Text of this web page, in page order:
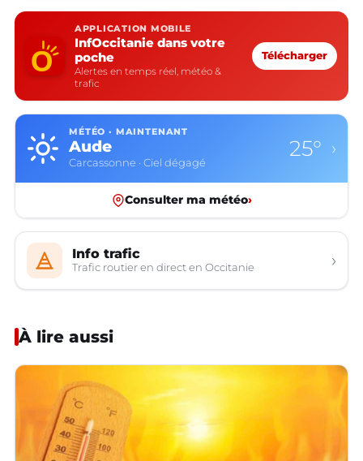
APPLICATION MOBILE
InfOccitanie dans votre
poche
Alertes en temps réel, météo &
trafic
Télécharger
MÉTÉO · MAINTENANT
Aude
Carcassonne · Ciel dégagé
25° ›
Consulter ma météo›
Info trafic
Trafic routier en direct en Occitanie ›
À lire aussi